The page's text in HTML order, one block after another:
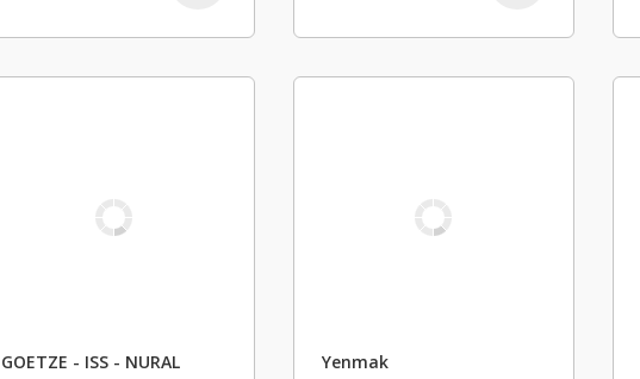
GOETZE - ISS - NURAL Yenmak